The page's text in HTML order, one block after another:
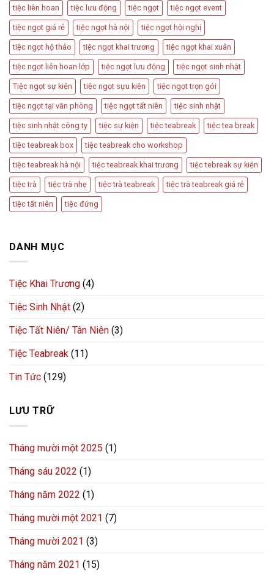
Trọng
tiệc liên hoan tiệc lưu động tiệc ngọt tiệc ngọt event
tiệc ngọt giá rẻ tiệc ngọt hà nội tiệc ngọt hội nghị
tiệc ngọt hộ thảo tiệc ngọt khai trương tiệc ngọt khai xuân
tiệc ngọt liên hoan lớp tiệc ngọt lưu động tiệc ngọt sinh nhật
Tiệc ngọt sự kiện tiệc ngọt sựu kiện tiệc ngọt trọn gói
tiệc ngọt tại văn phòng tiệc ngọt tất niên tiệc sinh nhật
tiệc sinh nhật công ty tiệc sự kiện tiệc teabreak tiệc tea break
tiệc teabreak box tiệc teabreak cho workshop
tiệc teabreak hà nội tiệc teabreak khai trương tiệc tebreak sự kiện
tiệc trà tiệc trà nhẹ tiệc trà teabreak tiệc trà teabreak giá rẻ
tiệc tất niên tiệc đứng
DANH MỤC
Tiệc Khai Trương (4)
Tiệc Sinh Nhật (2)
Tiệc Tất Niên/ Tân Niên (3)
Tiệc Teabreak (11)
Tin Tức (129)
LƯU TRỮ
Tháng mười một 2025 (1)
Tháng sáu 2022 (1)
Tháng năm 2022 (1)
Tháng mười một 2021 (7)
Tháng mười 2021 (3)
Tháng năm 2021 (15)